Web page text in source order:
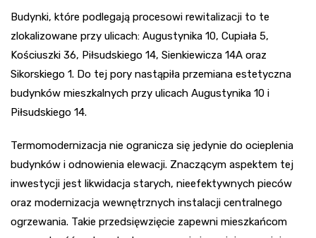
Budynki, które podlegają procesowi rewitalizacji to te
zlokalizowane przy ulicach: Augustynika 10, Cupiała 5,
Kościuszki 36, Piłsudskiego 14, Sienkiewicza 14A oraz
Sikorskiego 1. Do tej pory nastąpiła przemiana estetyczna
budynków mieszkalnych przy ulicach Augustynika 10 i
Piłsudskiego 14.
Termomodernizacja nie ogranicza się jedynie do ocieplenia
budynków i odnowienia elewacji. Znaczącym aspektem tej
inwestycji jest likwidacja starych, nieefektywnych pieców
oraz modernizacja wewnętrznych instalacji centralnego
ogrzewania. Takie przedsięwzięcie zapewni mieszkańcom